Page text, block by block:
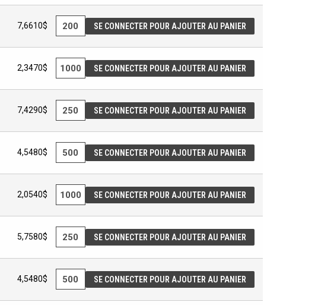
7,6610$ SE CONNECTER POUR AJOUTER AU PANIER
2,3470$ SE CONNECTER POUR AJOUTER AU PANIER
7,4290$ SE CONNECTER POUR AJOUTER AU PANIER
4,5480$ SE CONNECTER POUR AJOUTER AU PANIER
2,0540$ SE CONNECTER POUR AJOUTER AU PANIER
5,7580$ SE CONNECTER POUR AJOUTER AU PANIER
4,5480$ SE CONNECTER POUR AJOUTER AU PANIER